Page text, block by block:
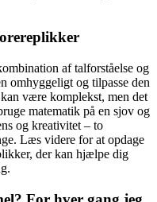
af talforståelse og
omhyggeligt og tilpasse den
være komplekst, men det
matematik på en sjov og
og kreativitet – to
Læs videre for at opdage
der kan hjælpe dig